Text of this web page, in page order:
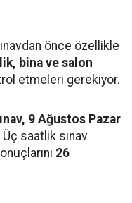
önce özellikle
bina ve salon
etmeleri gerekiyor.
9 Ağustos Pazar
Üç saatlik sınav
26